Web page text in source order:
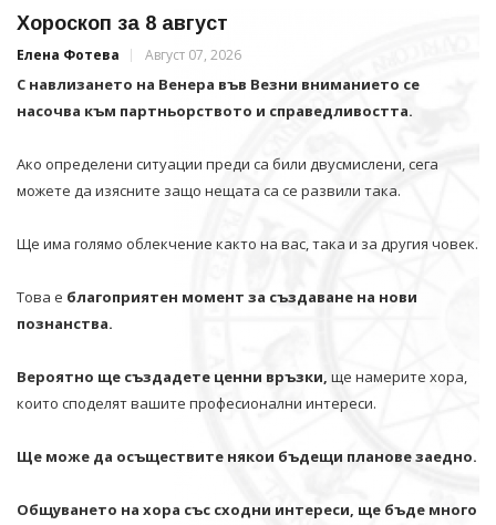
Хороскоп за 8 август
Елена Фотева Август 07, 2026
С навлизането на Венера във Везни вниманието се
насочва към партньорството и справедливостта.
Ако определени ситуации преди са били двусмислени, сега
можете да изясните защо нещата са се развили така.
Ще има голямо облекчение както на вас, така и за другия човек.
Това е благоприятен момент за създаване на нови
познанства.
Вероятно ще създадете ценни връзки, ще намерите хора,
които споделят вашите професионални интереси.
Ще може да осъществите някои бъдещи планове заедно.
Общуването на хора със сходни интереси, ще бъде много